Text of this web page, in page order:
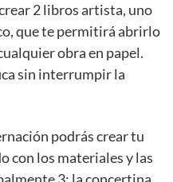
2 libros artista, uno
que te permitirá abrirlo
obra en papel.
sin interrumpir la
podrás crear tu
con los materiales y las